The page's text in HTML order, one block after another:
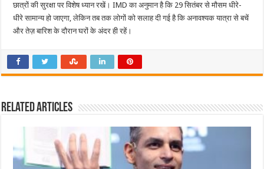
छात्रों की सुरक्षा पर विशेष ध्यान रखें। IMD का अनुमान है कि 29 सितंबर से मौसम धीरे-
धीरे सामान्य हो जाएगा, लेकिन तब तक लोगों को सलाह दी गई है कि अनावश्यक यात्रा से बचें
और तेज़ बारिश के दौरान घरों के अंदर ही रहें।
Related Articles